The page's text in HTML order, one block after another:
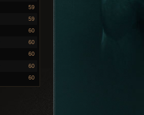
59
59
60
60
60
60
60